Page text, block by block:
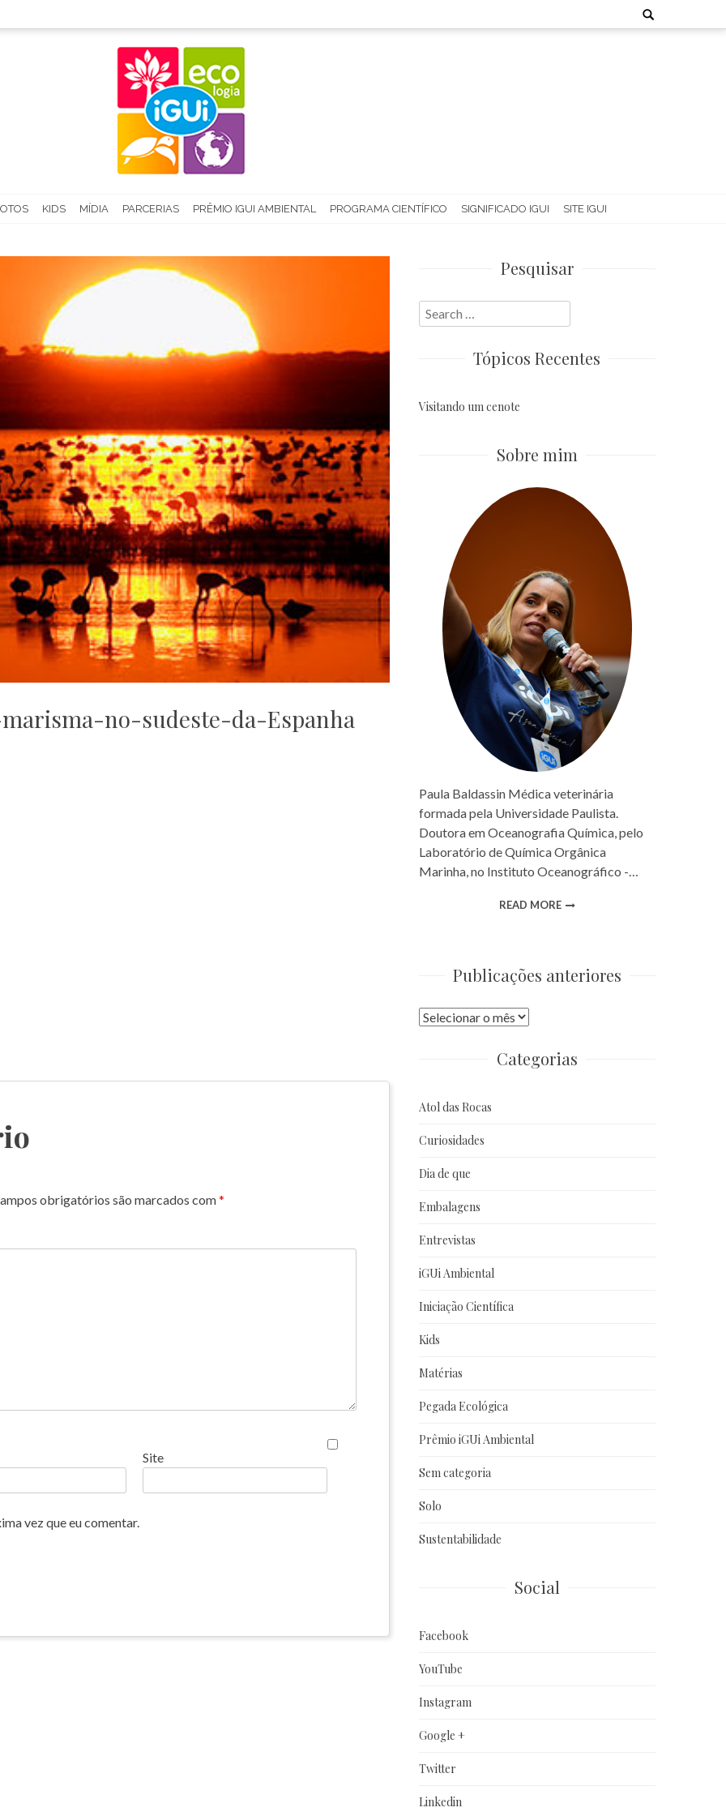
Search
for:
KIDS MÍDIA PARCERIAS PRÊMIO IGUI AMBIENTAL PROGRAMA CIENTÍFICO SIGNIFICADO IGUI SITE IGUI
no-sudeste-da-Espanha
obrigatórios são marcados com*
Site
vez que eu comentar.
Pesquisar
Search
for:
Tópicos Recentes
Visitando um cenote
Sobre mim
Paula Baldassin Médica veterinária
formada pela Universidade Paulista.
Doutora em Oceanografia Química, pelo
Laboratório de Química Orgânica
Marinha, no Instituto Oceanográfico -…
READ MORE
Publicações anteriores
Publicações
Categorias
Atol das Rocas
Curiosidades
Dia de que
Embalagens
Entrevistas
iGUi Ambiental
Iniciação Científica
Kids
Matérias
Pegada Ecológica
Prêmio iGUi Ambiental
Sem categoria
Solo
Sustentabilidade
Social
Facebook
YouTube
Instagram
Google +
Twitter
Linkedin